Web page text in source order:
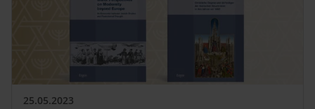
Termine
Prospekte und Kataloge
Kontakt
25.05.2023